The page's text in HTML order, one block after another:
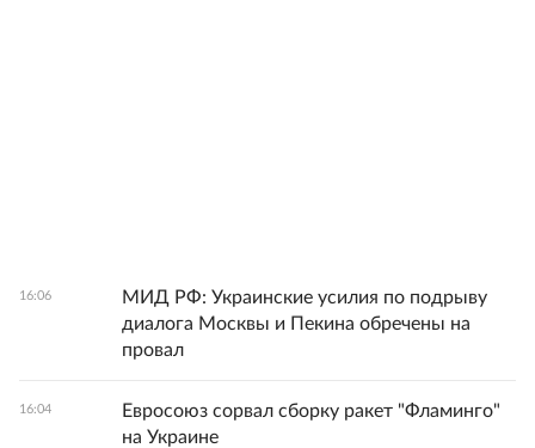
16:06
МИД РФ: Украинские усилия по подрыву
диалога Москвы и Пекина обречены на
провал
16:04
Евросоюз сорвал сборку ракет "Фламинго"
на Украине